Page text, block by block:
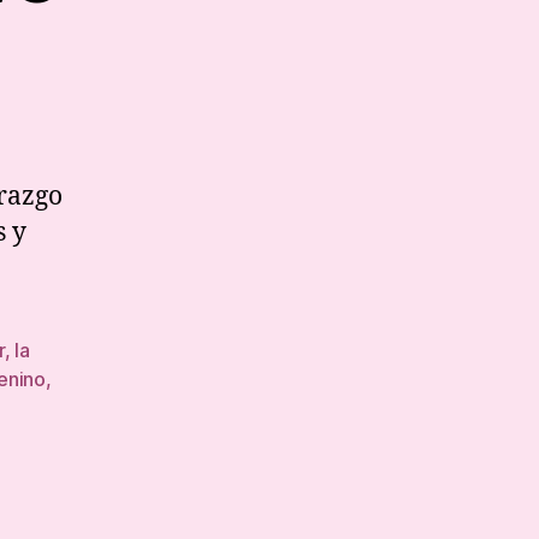
y
, la
,